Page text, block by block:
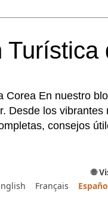
Corea En nuestro
Desde los
consejos
🌐
Français